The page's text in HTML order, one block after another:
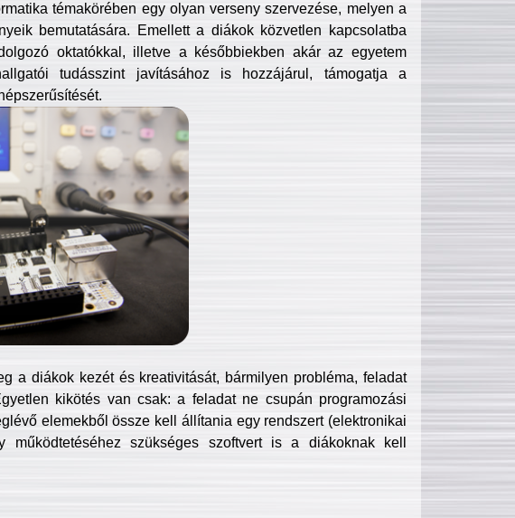
témakörében egy olyan verseny szervezése, melyen a
bemutatására. Emellett a diákok közvetlen kapcsolatba
oktatókkal, illetve a későbbiekben akár az egyetem
tudásszint javításához is hozzájárul, támogatja a
a diákok kezét és kreativitását, bármilyen probléma, feladat
kikötés van csak: a feladat ne csupán programozási
elemekből össze kell állítania egy rendszert (elektronikai
szükséges szoftvert is a diákoknak kell